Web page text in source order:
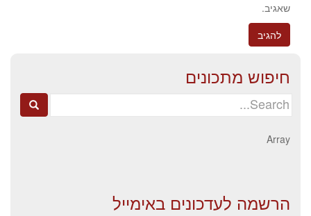
שאגיב.
חיפוש מתכונים
Search
Array
הרשמה לעדכונים באימייל